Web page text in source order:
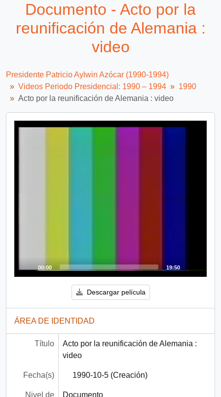
Documento - Acto por la
reunificación de Alemania :
video
Presidente Patricio Aylwin Azócar (1990-1994)
Videos Periodo Presidencial: 1990 – 1994
1990
Acto por la reunificación de Alemania : video
Video
00:00 19:50
Descargar película
ÁREA DE IDENTIDAD
Título
Acto por la reunificación de Alemania :
video
Fecha(s) 1990-10-5 (Creación)
Nivel de Documento